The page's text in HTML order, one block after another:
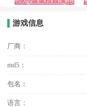
游戏信息
厂商：
md5：
包名：
语言：